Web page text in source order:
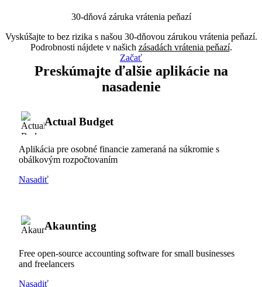
30-dňová záruka vrátenia peňazí
Vyskúšajte to bez rizika s našou 30-dňovou zárukou vrátenia peňazí.
Podrobnosti nájdete v našich zásadách vrátenia peňazí.
Začať
Preskúmajte ďalšie aplikácie na
nasadenie
Actual Budget
Aplikácia pre osobné financie zameraná na súkromie s
obálkovým rozpočtovaním
Nasadiť
Akaunting
Free open-source accounting software for small businesses
and freelancers
Nasadiť